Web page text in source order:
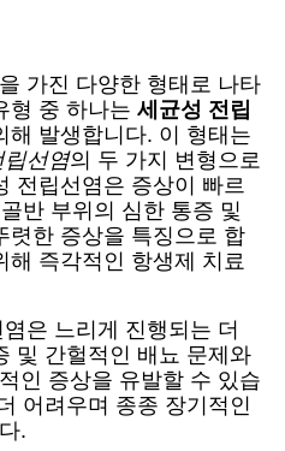
가진 다양한 형태로 나타
형 중 하나는 세균성 전립
해 발생합니다. 이 형태는
립선염의 두 가지 변형으로
전립선염은 증상이 빠르
반 부위의 심한 통증 및
렷한 증상을 특징으로 합
해 즉각적인 항생제 치료
은 느리게 진행되는 더
및 간헐적인 배뇨 문제와
인 증상을 유발할 수 있습
어려우며 종종 장기적인
.